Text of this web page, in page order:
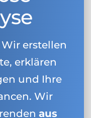
erstellen
erklären
und Ihre
Wir
aus